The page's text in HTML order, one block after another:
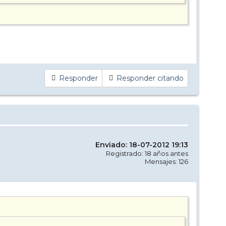
Responder Responder citando
Enviado: 18-07-2012 19:13
Registrado: 18 años antes
Mensajes: 126